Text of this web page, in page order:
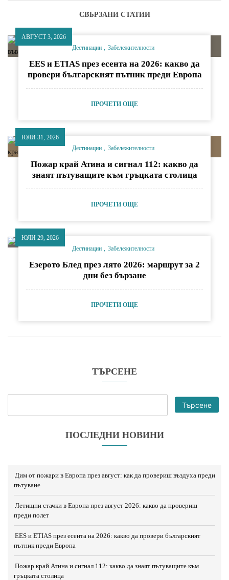
ТЪРСЕНЕ
Търсене
ПОСЛЕДНИ НОВИНИ
Дим от пожари в Европа през август: как да провериш въздуха преди
пътуване
Летищни стачки в Европа през август 2026: какво да провериш
преди полет
EES и ETIAS през есента на 2026: какво да провери българският
пътник преди Европа
Пожар край Атина и сигнал 112: какво да знаят пътуващите към
гръцката столица
СВЪРЗАНИ СТАТИИ
АВГУСТ 3, 2026
Дестинации
Забележителности
EES и ETIAS през есента на 2026: какво да
провери българският пътник преди Европа
ПРОЧЕТИ ОЩЕ
ЮЛИ 31, 2026
Дестинации
Забележителности
Пожар край Атина и сигнал 112: какво да
знаят пътуващите към гръцката столица
ПРОЧЕТИ ОЩЕ
ЮЛИ 29, 2026
Дестинации
Забележителности
Езерото Блед през лято 2026: маршрут за 2
дни без бързане
ПРОЧЕТИ ОЩЕ